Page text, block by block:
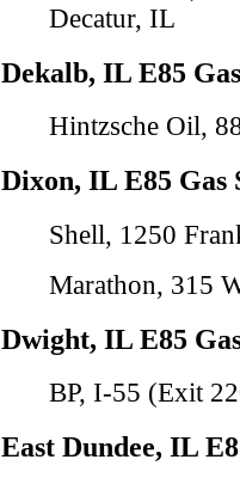
Decatur, IL
Dekalb, IL E85
Hintzsche Oil,
Dixon, IL E85 Gas
Shell, 1250
Marathon, 315
Dwight, IL E85
BP, I-55 (Exit
East Dundee, IL